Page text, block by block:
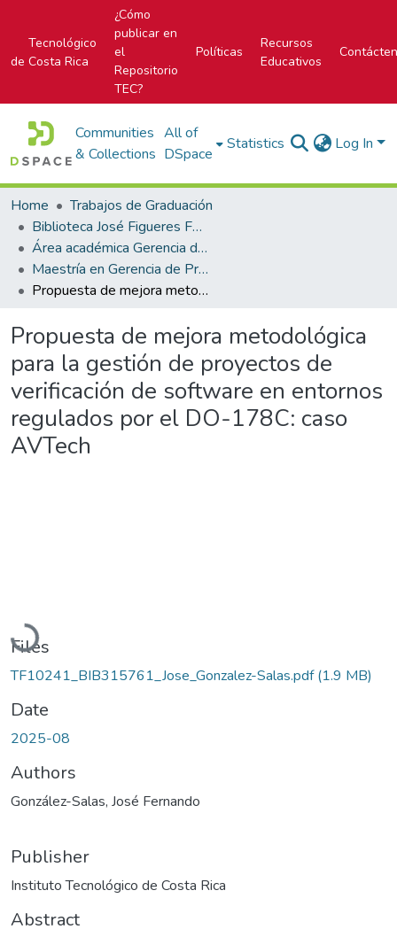
Tecnológico
de Costa Rica
¿Cómo
publicar en
el
Repositorio
TEC?
Políticas
Recursos
Educativos
Communities
& Collections
All of
DSpace
Statistics Log In
Home
Trabajos de Graduación
Biblioteca José Figueres Ferrer
Área académica Gerencia de Proyectos
Maestría en Gerencia de Proyectos
Propuesta de mejora metodológica para la gestión de proyectos de verificación de software en entornos regulados por el DO-178C: caso AVTech
Propuesta de mejora metodológica
para la gestión de proyectos de
verificación de software en entornos
regulados por el DO-178C: caso
AVTech
Loading...
Files
TF10241_BIB315761_Jose_Gonzalez-Salas.pdf(1.9 MB)
Date
2025-08
Authors
González-Salas, José Fernando
Publisher
Instituto Tecnológico de Costa Rica
Abstract